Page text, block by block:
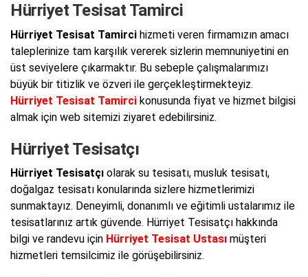
Hürriyet Tesisat Tamirci
Hürriyet Tesisat Tamirci hizmeti veren firmamızın amacı
taleplerinize tam karşılık vererek sizlerin memnuniyetini en
üst seviyelere çıkarmaktır. Bu sebeple çalışmalarımızı
büyük bir titizlik ve özveri ile gerçekleştirmekteyiz.
Hürriyet Tesisat Tamirci konusunda fiyat ve hizmet bilgisi
almak için web sitemizi ziyaret edebilirsiniz.
Hürriyet Tesisatçı
Hürriyet Tesisatçı olarak su tesisatı, musluk tesisatı,
doğalgaz tesisatı konularında sizlere hizmetlerimizi
sunmaktayız. Deneyimli, donanımlı ve eğitimli ustalarımız ile
tesisatlarınız artık güvende. Hürriyet Tesisatçı hakkında
bilgi ve randevu için Hürriyet Tesisat Ustası müşteri
hizmetleri temsilcimiz ile görüşebilirsiniz.